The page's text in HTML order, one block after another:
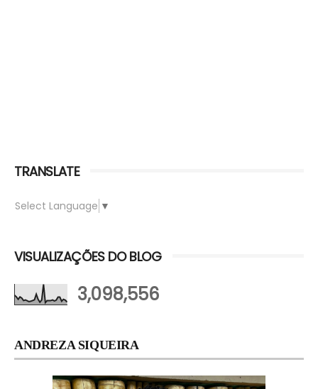
TRANSLATE
Select Language ▼
VISUALIZAÇÕES DO BLOG
3,098,556
ANDREZA SIQUEIRA